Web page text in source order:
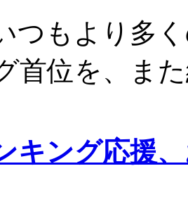
つもより多
首位を、ま
キング応援